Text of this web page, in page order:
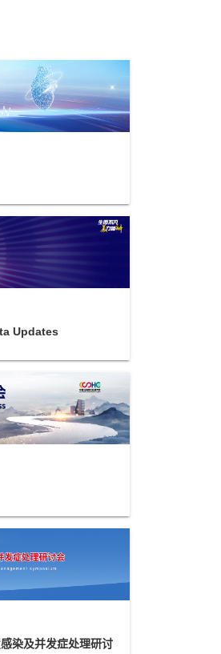
Updates
染及并发症处理研讨